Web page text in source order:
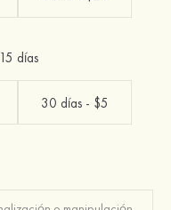
15 días
30 días - $5